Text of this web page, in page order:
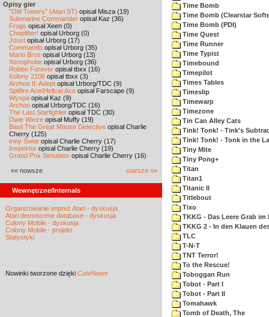
Opisy gier
"Old Towers" (Atari ST) opisał Misza (19)
Submarine Commander opisał Kaz (36)
Frogs opisał Xeen (0)
Choplifter! opisał Urborg (0)
Joust opisał Urborg (17)
Commando opisał Urborg (35)
Mario Bros opisał Urborg (13)
Xenophobe opisał Urborg (36)
Robbo Forever opisał tbxx (16)
Kolony 2106 opisał tbxx (3)
Archon II: Adept opisał Urborg/TDC (9)
Spitfire Ace/Hellcat Ace opisał Farscape (9)
Wyspa opisał Kaz (9)
Archon opisał Urborg/TDC (16)
The Last Starfighter opisał TDC (30)
Dwie Wieże opisał Muffy (19)
Basil The Great Mouse Detective opisał Charlie
Cherry (125)
Inny Świat opisał Charlie Cherry (17)
Inspektor opisał Charlie Cherry (19)
Grand Prix Simulator opisał Charlie Cherry (16)
«« nowsze starsze »»
Wewnętrzne/Internals
Organizowanie imprez Atari - dyskusja
Atari demoscene database - dyskusja
Colony Mobile - dyskusja
Colony Mobile - projekt
Statystyki
Nowinki tworzone dzięki CuteNews
Time Bomb
Time Bomb (Clearstar
Time Bomb (PDI)
Time Quest
Time Runner
Time Typist
Timebound
Timepilot
Times Tables
Timeslip
Timewarp
Timezone
Tin Can Alley Cats
Tink! Tonk! - Tink's
Tink! Tonk! - Tonk in the
Tiny Mite
Tiny Pong+
Titan
Titan1
Titanic II
Titlebout
Tixo
TKKG - Das Leere Grab im
TKKG 2 - In den Klauen
TLC
T-N-T
TNT Terror!
To the Rescue!
Toboggan Run
Tobot - Part I
Tobot - Part II
Tomahawk
Tomb of Death, The